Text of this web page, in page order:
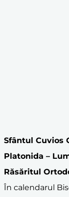
Sfântul Cuvios
Platonida –
Răsăritul
În calendarul